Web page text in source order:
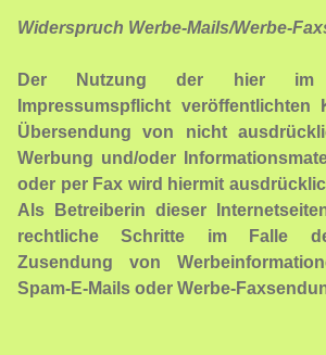
Widerspruch Werbe-Mails/Werbe-
Der Nutzung der hier im
Impressumspflicht veröffentlichten
Übersendung von nicht
Werbung und/oder
oder per Fax wird hiermit
Als Betreiberin dieser
rechtliche Schritte im Falle
Zusendung von
Spam-E-Mails oder Werbe-